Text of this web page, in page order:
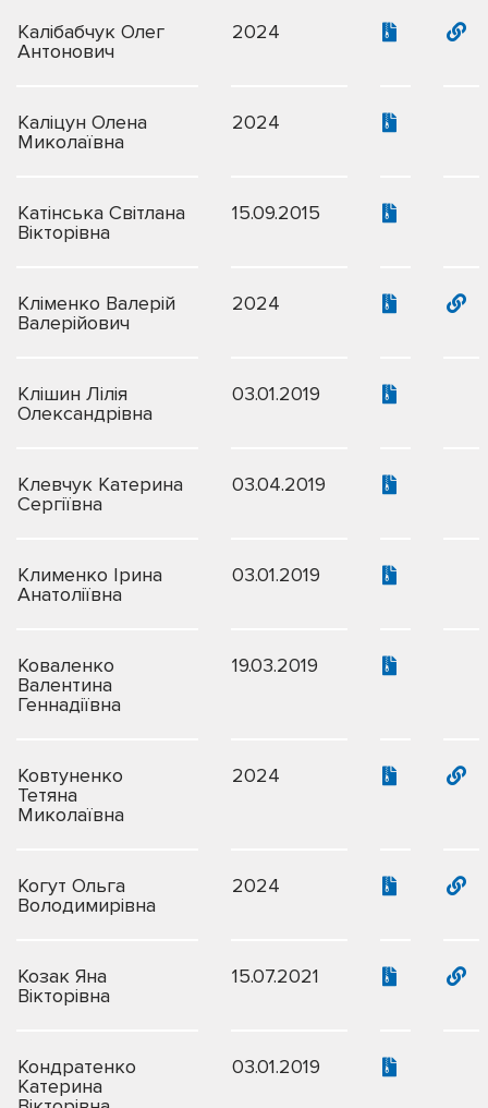
Калібабчук Олег
Антонович
2024
Каліцун Олена
Миколаївна
2024
Катінська Світлана
Вікторівна
15.09.2015
Кліменко Валерій
Валерійович
2024
Клішин Лілія
Олександрівна
03.01.2019
Клевчук Катерина
Сергіївна
03.04.2019
Клименко Ірина
Анатоліївна
03.01.2019
Коваленко
Валентина
Геннадіївна
19.03.2019
Ковтуненко
Тетяна
Миколаївна
2024
Когут Ольга
Володимирівна
2024
Козак Яна
Вікторівна
15.07.2021
Кондратенко
Катерина
03.01.2019